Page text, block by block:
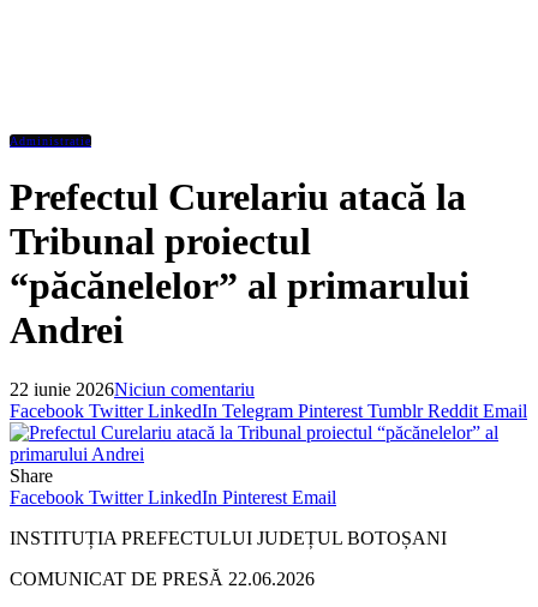
Administratie
Prefectul Curelariu atacă la
Tribunal proiectul
“păcănelelor” al primarului
Andrei
22 iunie 2026Niciun comentariu
Facebook Twitter LinkedIn Telegram Pinterest Tumblr Reddit Email
Share
Facebook Twitter LinkedIn Pinterest Email
INSTITUȚIA PREFECTULUI JUDEȚUL BOTOȘANI
COMUNICAT DE PRESĂ 22.06.2026